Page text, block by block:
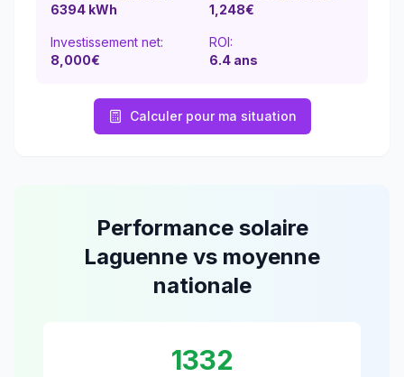
6394 kWh
1,248€
Investissement net:
8,000€
ROI:
6.4 ans
Calculer pour ma situation
Performance solaire
Laguenne vs moyenne
nationale
1332